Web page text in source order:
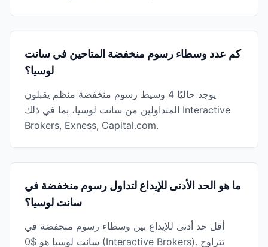
كم عدد وسطاء رسوم منخفضة المتاحين في سانت
لوسيا؟
يوجد حاليًا 4 وسيط رسوم منخفضة منظم يقبلون
المتداولين من سانت لوسيا، بما في ذلك Interactive
Brokers, Exness, Capital.com.
ما هو الحد الأدنى للإيداع لتداول رسوم منخفضة في
سانت لوسيا؟
أقل حد أدنى للإيداع بين وسطاء رسوم منخفضة في
سانت لوسيا هو $0 (Interactive Brokers). تتراوح